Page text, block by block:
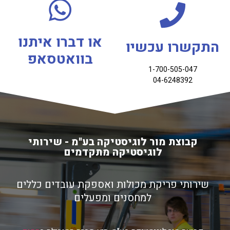
התקשרו עכשיו
1-700-505-047
04-6248392​
או דברו איתנו
בוואטסאפ
קבוצת מור לוגיסטיקה בע"מ - שירותי
לוגיסטיקה מתקדמים
שירותי פריקת מכולות ואספקת עובדים כללים
למחסנים ומפעלים